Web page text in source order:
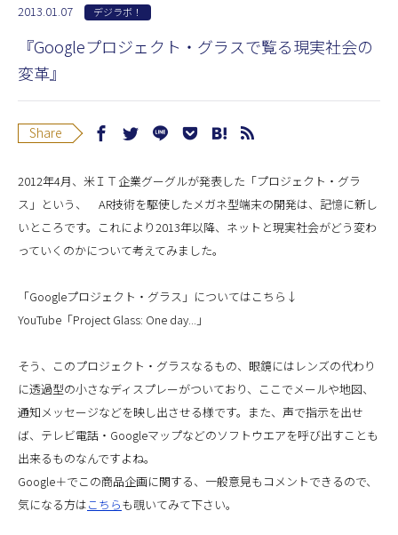
2013.01.07 デジラボ！
『Googleプロジェクト・グラスで覧る現実社会の
変革』
Share
2012年4月、米ＩＴ企業グーグルが発表した「プロジェクト・グラ
ス」という、 AR技術を駆使したメガネ型端末の開発は、記憶に新し
いところです。これにより2013年以降、ネットと現実社会がどう変わ
っていくのかについて考えてみました。
「Googleプロジェクト・グラス」についてはこちら↓
YouTube「Project Glass: One day...」
そう、このプロジェクト・グラスなるもの、眼鏡にはレンズの代わり
に透過型の小さなディスプレーがついており、ここでメールや地図、
通知メッセージなどを映し出させる様です。また、声で指示を出せ
ば、テレビ電話・Googleマップなどのソフトウエアを呼び出すことも
出来るものなんですよね。
Google＋でこの商品企画に関する、一般意見もコメントできるので、
気になる方はこちらも覗いてみて下さい。